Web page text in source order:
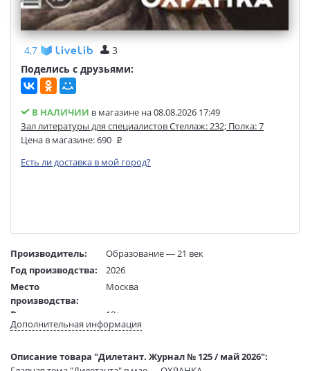
4,7
3
Поделись с друзьями:
В НАЛИЧИИ в магазине на 08.08.2026 17:49
Зал литературы для специалистов Стеллаж: 232; Полка: 7
Цена в магазине:690
Есть ли доставка в мой город?
Производитель:
Образование — 21 век
Год производства:
2026
Место
производства:
Москва
Возраст:
18+
Язык текста:
русский
составитель:
Дополнительная информация
Описание товара "Дилетант. Журнал № 125 / май 2026":